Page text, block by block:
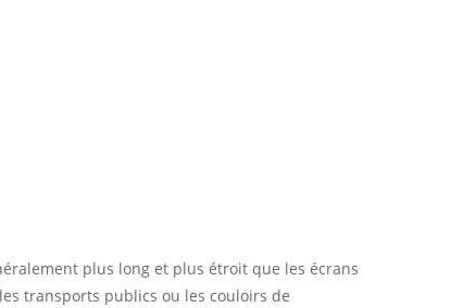
plus long et plus étroit que les écrans
transports publics ou les couloirs de